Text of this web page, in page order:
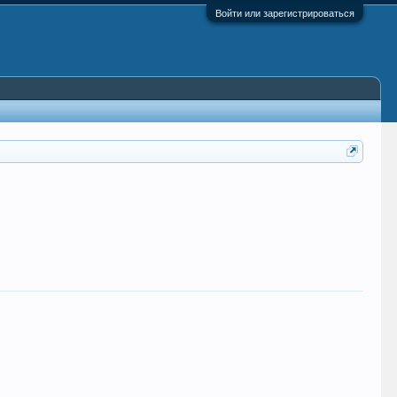
Войти или зарегистрироваться